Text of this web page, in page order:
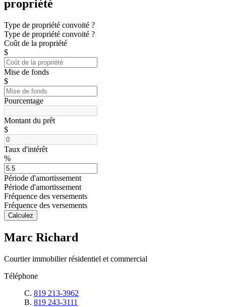
propriété
Type de propriété convoité ?
Type de propriété convoité ?
Coût de la propriété
$
Mise de fonds
$
Pourcentage
Montant du prêt
$
Taux d'intérêt
%
Période d'amortissement
Période d'amortissement
Fréquence des versements
Fréquence des versements
Calculez
Marc Richard
Courtier immobilier résidentiel et commercial
Téléphone
C. 819 213-3962
B. 819 243-3111